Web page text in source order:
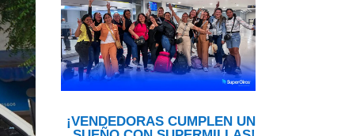
¡VENDEDORAS CUMPLEN UN